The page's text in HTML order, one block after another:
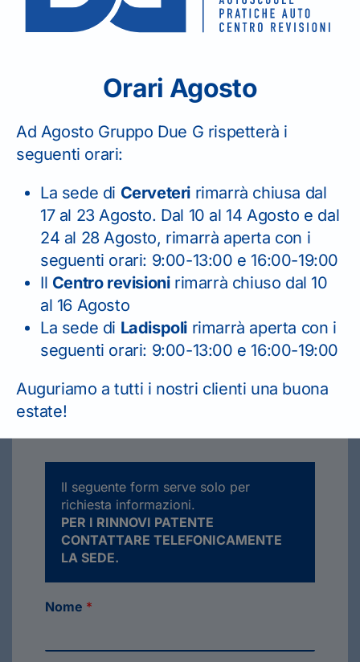
SEDE DI CERVETERI
06 99 42 471
CENTRO REVISIONI
06 99 49 652
Il seguente form serve solo per
richiesta informazioni.
PER I RINNOVI PATENTE
CONTATTARE TELEFONICAMENTE
LA SEDE.
Nome *
Orari Agosto
Ad Agosto Gruppo Due G rispetterà i
seguenti orari:
La sede di Cerveteri rimarrà chiusa dal
17 al 23 Agosto. Dal 10 al 14 Agosto e dal
24 al 28 Agosto, rimarrà aperta con i
seguenti orari: 9:00-13:00 e 16:00-19:00
Il Centro revisionirimarrà chiuso dal 10
al 16 Agosto
La sede di Ladispoli rimarrà aperta con i
seguenti orari: 9:00-13:00 e 16:00-19:00
Auguriamo a tutti i nostri clienti una buona
estate!